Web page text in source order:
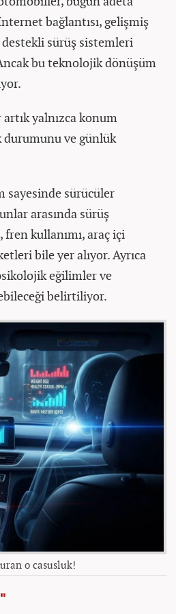
bağlantısı, gelişmiş
sürüş sistemleri
bu teknolojik dönüşüm
yalnızca konum
durumunu ve günlük
sayesinde sürücüler
arasında sürüş
kullanımı, araç içi
bile yer alıyor. Ayrıca
eğilimler ve
belirtiliyor.
o casusluk!